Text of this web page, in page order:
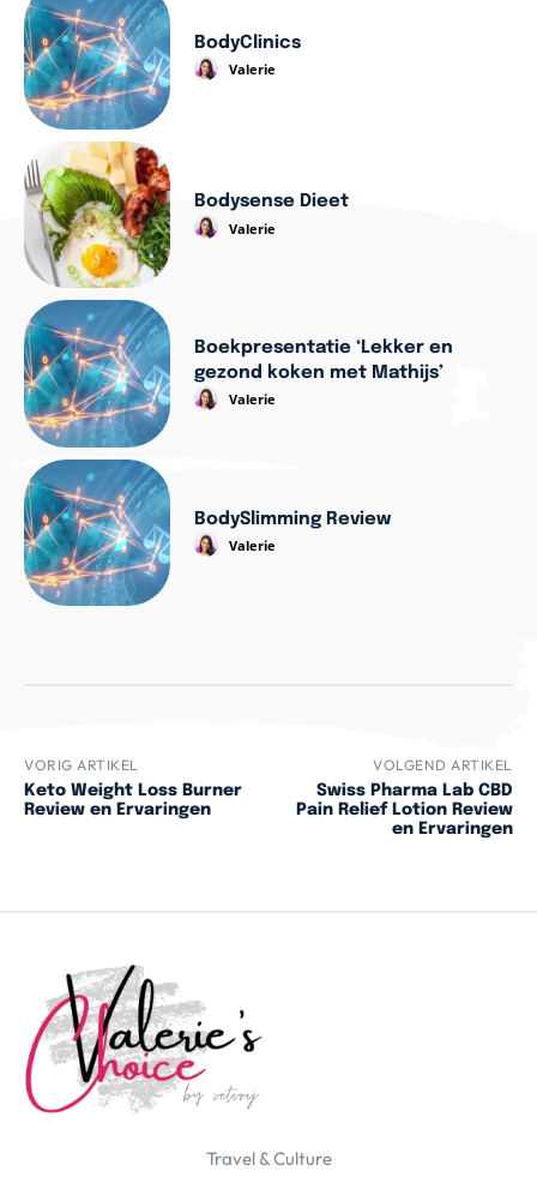
BodyClinics
Valerie
Bodysense Dieet
Valerie
Boekpresentatie ‘Lekker en
gezond koken met Mathijs’
Valerie
BodySlimming Review
Valerie
VORIG ARTIKEL
Keto Weight Loss Burner
Review en Ervaringen
VOLGEND ARTIKEL
Swiss Pharma Lab CBD
Pain Relief Lotion Review
en Ervaringen
Travel & Culture